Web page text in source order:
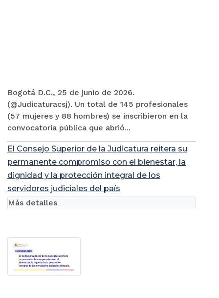
Bogotá D.C., 25 de junio de 2026.
(@Judicaturacsj). Un total de 145 profesionales
(57 mujeres y 88 hombres) se inscribieron en la
convocatoria pública que abrió...
El Consejo Superior de la Judicatura reitera su
permanente compromiso con el bienestar, la
dignidad y la protección integral de los
servidores judiciales del país
Más detalles